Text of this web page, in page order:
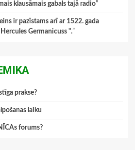
klausāmais gabals tajā radio”
ir pazīstams arī ar 1522. gada
Germanicuss ".”
prakse?
laiku
forums?